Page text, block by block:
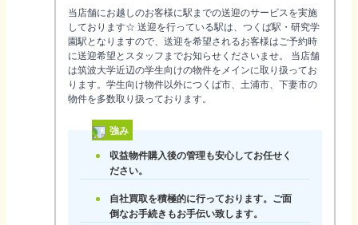
当店舗にお越しのお客様に駅までの送迎のサービスを実施
しております☆ 送迎を行っている駅は、つくば駅・研究学
園駅となりますので、送迎を希望されるお客様はご予約時
に送迎希望とスタッフまでお知らせくださいませ。 当店舗
は筑波大学近辺の学生向けの物件をメインに取り扱ってお
ります。学生向け物件以外につくば市、土浦市、下妻市の
物件を多数取り扱っております。
強み
収益物件購入後の管理も安心してお任せく
ださい。
自社買取を積極的に行っております。ご面
倒なお手続きもお手伝い致します。